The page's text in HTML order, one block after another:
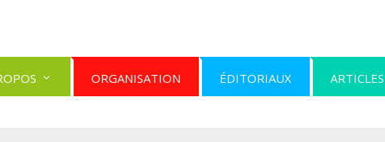
ORGANISATION ÉDITORIAUX ARTICLES